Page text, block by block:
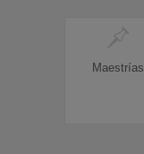
Maestrías